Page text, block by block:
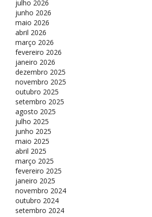
julho 2026
junho 2026
maio 2026
abril 2026
março 2026
fevereiro 2026
janeiro 2026
dezembro 2025
novembro 2025
outubro 2025
setembro 2025
agosto 2025
julho 2025
junho 2025
maio 2025
abril 2025
março 2025
fevereiro 2025
janeiro 2025
novembro 2024
outubro 2024
setembro 2024